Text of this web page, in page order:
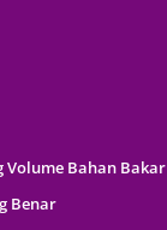
Volume Bahan Bakar
Benar